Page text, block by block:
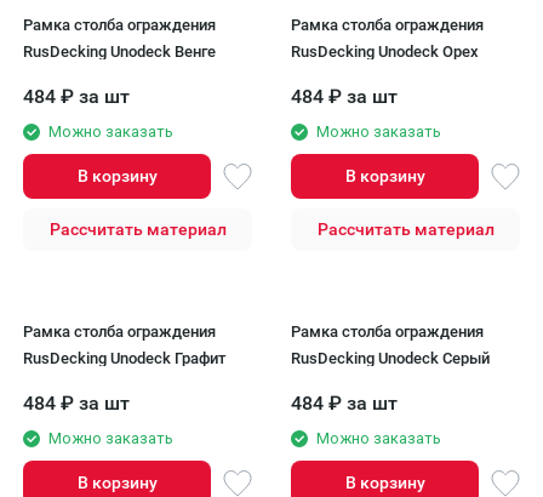
Рамка столба ограждения
RusDecking Unodeck Венге
484 ₽ за шт
Можно заказать
В корзину
Рассчитать материал
Рамка столба ограждения
RusDecking Unodeck Орех
484 ₽ за шт
Можно заказать
В корзину
Рассчитать материал
Рамка столба ограждения
RusDecking Unodeck Графит
484 ₽ за шт
Можно заказать
В корзину
Рамка столба ограждения
RusDecking Unodeck Серый
484 ₽ за шт
Можно заказать
В корзину